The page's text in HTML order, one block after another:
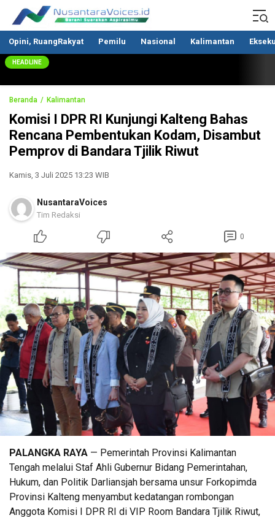
Nusantaravoices.id
Berani Suarakan Aspirasimu
Opini, RuangRakyat Pemilu Nasional Kalimantan
HEADLINE
Beranda Kalimantan
Komisi I DPR RI Kunjungi Kalteng Bahas
Rencana Pembentukan Kodam, Disambut
Pemprov di Bandara Tjilik Riwut
Kamis, 3 Juli 2025 13:23 WIB
NusantaraVoices
Tim Redaksi
0
PALANGKA RAYA — Pemerintah Provinsi Kalimantan
Tengah melalui Staf Ahli Gubernur Bidang Pemerintahan,
Hukum, dan Politik Darliansjah bersama unsur Forkopimda
Provinsi Kalteng menyambut kedatangan rombongan
Anggota Komisi I DPR RI di VIP Room Bandara Tjilik Riwut,